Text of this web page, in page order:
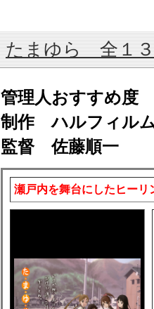
たまゆら 全１
管理人おすすめ
制作 ハルフィル
監督 佐藤順一
瀬戸内を舞台にしたヒーリ